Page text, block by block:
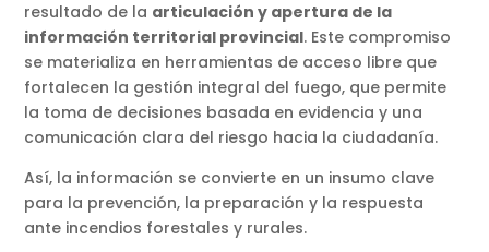
resultado de la articulación y apertura de la
información territorial provincial. Este compromiso
se materializa en herramientas de acceso libre que
fortalecen la gestión integral del fuego, que permite
la toma de decisiones basada en evidencia y una
comunicación clara del riesgo hacia la ciudadanía.
Así, la información se convierte en un insumo clave
para la prevención, la preparación y la respuesta
ante incendios forestales y rurales.